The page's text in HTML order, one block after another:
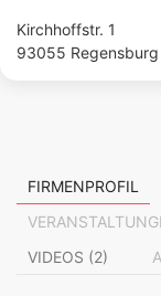
Kirchhoffstr. 1
93055 Regensburg
FIRMENPROFIL
VIDEOS (2)